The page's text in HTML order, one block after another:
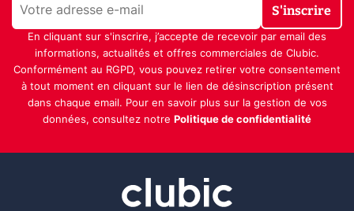
S'inscrire
En cliquant sur s'inscrire, j’accepte de recevoir par email des
informations, actualités et offres commerciales de Clubic.
Conformément au RGPD, vous pouvez retirer votre consentement
à tout moment en cliquant sur le lien de désinscription présent
dans chaque email. Pour en savoir plus sur la gestion de vos
données, consultez notre Politique de confidentialité